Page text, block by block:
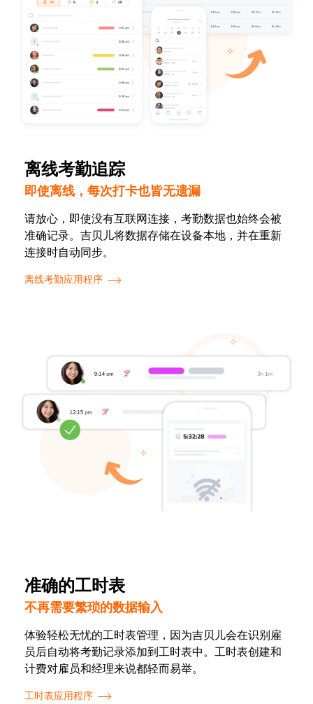
离线考勤追踪
即使离线，每次打卡也皆无遗漏
请放心，即使没有互联网连接，考勤数据也始终会被
准确记录。吉贝儿将数据存储在设备本地，并在重新
连接时自动同步。
离线考勤应用程序
准确的工时表
不再需要繁琐的数据输入
体验轻松无忧的工时表管理，因为吉贝儿会在识别雇
员后自动将考勤记录添加到工时表中。工时表创建和
计费对雇员和经理来说都轻而易举。
工时表应用程序